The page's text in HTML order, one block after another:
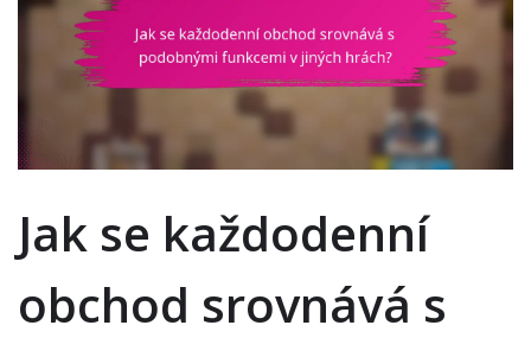
Jak se každodenní
obchod srovnává s